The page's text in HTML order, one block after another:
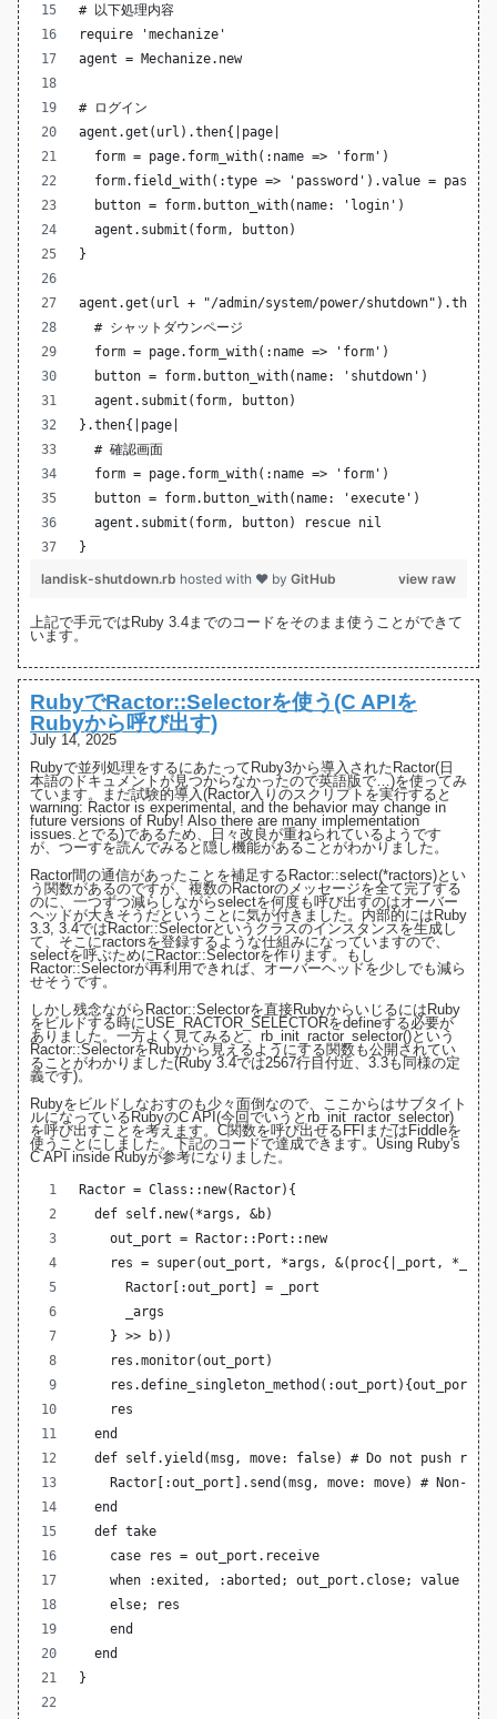
# 以下処理内容
require 'mechanize'
agent = Mechanize.new
# ログイン
agent.get(url).then{|page|
  form = page.form_with(:name => 'form')
form.field_with(:type => 'password').value =
  button = form.button_with(name: 'login')
  agent.submit(form, button)
}
agent.get(url + "/admin/system/power/
  # シャットダウンページ
  form = page.form_with(:name => 'form')
  button = form.button_with(name: 'shutdown')
  agent.submit(form, button)
}.then{|page|
  # 確認画面
  form = page.form_with(:name => 'form')
  button = form.button_with(name: 'execute')
  agent.submit(form, button) rescue nil
}
view raw
landisk-shutdown.rb hosted with ❤ by GitHub
上記で手元ではRuby 3.4までのコードをそのまま使うことができて
います。
RubyでRactor::Selectorを使う(C APIを
Rubyから呼び出す)
July 14, 2025
Rubyで並列処理をするにあたってRuby3から導入された Ractor(日
本語のドキュメントが見つからなかったので英語版で…)を使ってみ
ています。まだ試験的導入(Ractor入りのスクリプトを実行すると
warning: Ractor is experimental, and the behavior may change in
future versions of Ruby! Also there are many implementation
issues.とでる)であるため、日々改良が重ねられているようです
が、つーすを読んでみると隠し機能があることがわかりました。
Ractor間の通信があったことを補足するRactor::select(*ractors)とい
う関数があるのですが、複数のRactorのメッセージを全て完了する
のに、一つずつ減らしながらselectを何度も呼び出すのはオーバー
ヘッドが大きそうだということに気が付きました。内部的にはRuby
3.3 3.4ではRactor::Selectorというクラスのインスタンスを生成し
て、そこにractorsを登録するような仕組みになっていますので、
selectを呼ぶためにRactor::Selectorを作ります。もし
Ractor::Selectorが再利用できれば、オーバーヘッドを少しでも減ら
せそうです。
しかし残念ながらRactor::Selectorを直接RubyからいじるにはRuby
をビルドする時にUSE_RACTOR_SELECTORをdefineする必要が
ありました。一方よく見てみると、rb_init_ractor_selector()という
Ractor::SelectorをRubyから見えるようにする関数も公開されてい
ることがわかりました(Ruby 3.4では2567行目付近 、3.3も同様の定
義です)。
Rubyをビルドしなおすのも少々面倒なので、ここからはサブタイト
ルになっているRubyのC API(今回でいうとrb_init_ractor_selector)
を呼び出すことを考えます。C関数を呼び出せるFFIまたはFiddleを
使うことにしました。下記のコードで達成できます。 Using Ruby's
C API inside Rubyが参考になりました。
Ractor = Class::new(Ractor){
  def self.new(*args, &b)
    out_port = Ractor::Port::new
res = super(out_port, *args, &(proc{|_port,
      Ractor[:out_port] = _port
      _args
    } >> b))
    res.monitor(out_port)
    res.define_singleton_method(:out_port){out_port}
    res
  end
def self.yield(msg, move: false) # Do not push
Ractor[:out_port].send(msg, move: move) # Non-
  end
  def take
    case res = out_port.receive
    when :exited, :aborted; out_port.close; value
    else; res
    end
  end
}